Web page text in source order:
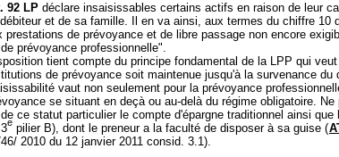
92 LP déclare insaisissables certains actifs en raison de leur
débiteur et de sa famille. Il en va ainsi, aux termes du chiffre 10
prestations de prévoyance et de libre passage non encore
prévoyance professionnelle".
tient compte du principe fondamental de la LPP qui
de prévoyance soit maintenue jusqu'à la survenance du
vaut non seulement pour la prévoyance
se situant en deçà ou au-delà du régime obligatoire.
ce statut particulier le compte d'épargne traditionnel ainsi
e pilier B), dont le preneur a la faculté de disposer à sa guise (
2010 du 12 janvier 2011 consid. 3.1).